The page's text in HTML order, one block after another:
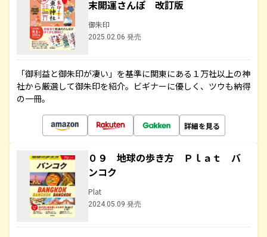
末開運さんぽ 改訂版
御朱印
2025.02.06 発売
「御利益と御朱印が凄い」を基準に関東にある１万社以上の神
社から厳選して御朱印を紹介。ビギナーに優しく、ツウも納得
の一冊。
詳細を見る
０９ 地球の歩き方 Ｐｌａｔ バ
ンコク
Plat
2024.05.09 発売